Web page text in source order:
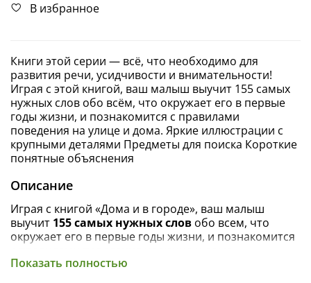
В избранное
Книги этой серии — всё, что необходимо для
развития речи, усидчивости и внимательности!
Играя с этой книгой, ваш малыш выучит 155 самых
нужных слов обо всём, что окружает его в первые
годы жизни, и познакомится с правилами
поведения на улице и дома. Яркие иллюстрации с
крупными деталями Предметы для поиска Короткие
понятные объяснения
Описание
Играя с книгой «Дома и в городе», ваш малыш
выучит 155 самых нужных слов обо всем, что
окружает его в первые годы жизни, и познакомится
Показать полностью